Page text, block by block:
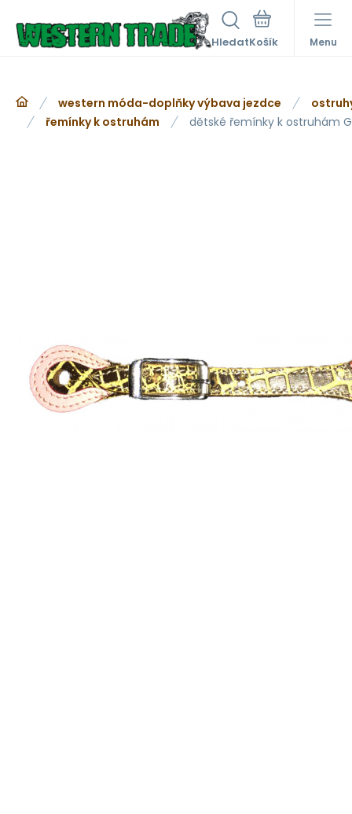
Hledat Menu
western móda-doplňky výbava jezdce
řemínky k ostruhám
dětské řemínky k ostruhám